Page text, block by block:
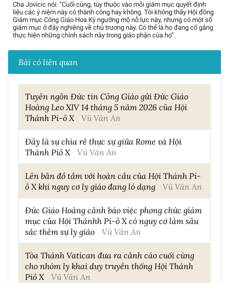
Cha Jovicic nói: “Cuối cùng, tùy thuộc vào mỗi giám mục quyết định
liệu các ý niệm này có thành công hay không. Tôi không thấy Hội đồng
Giám mục Công Giáo Hoa Kỳ ngưỡng mộ nỗ lực này, nhưng có một số
giám mục ở đây nghiêng về chủ trương này. Có thể là họ đang cố gắng
thực hiện những chính sách này trong giáo phận của họ”.
Bài có liên quan
Tuyên ngôn Đức tin Công Giáo gửi Đức Giáo
Hoàng Leo XIV 14 tháng 5 năm 2026 của Hội
Thánh Pi-ô X
Vũ Văn An
Đây là sự chia rẽ thực sự giữa Rome và Hội
Thánh Piô X
Vũ Văn An
Lên bản đồ tầm với hoàn cầu của Hội Thánh Pi-
ô X khi nguy cơ ly giáo đang ló dạng
Vũ Văn An
Đức Giáo Hoàng cảnh báo việc phong chức giám
mục của Hội Thánhh Pi-ô X có nguy cơ làm sâu
sắc thêm sự ly giáo
Vũ Văn An
Tòa Thánh Vatican đưa ra cảnh cáo cuối cùng
cho nhóm ly khai duy truyền thống Hội Thánh
Piô X
Vũ Văn An